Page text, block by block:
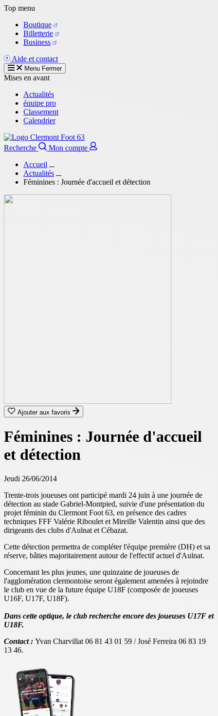
Aller
contenu
principal
Top menu
Boutique
Billetterie
Business
Aide et contact
Menu Fermer
Mises en avant
Actualités
équipe pro
Classement
Calendrier
Recherche
Mon compte
Accueil
Actualités
Féminines : Journée d'accueil et détection
Ajouter aux favoris
Féminines : Journée d'accueil
et détection
Jeudi 26/06/2014
Trente-trois joueuses ont participé mardi 24 juin à une journée de
détection au stade Gabriel-Montpied, suivie d'une présentation du
projet féminin du Clermont Foot 63, en présence des cadres
techniques FFF Valérie Riboulet et Mireille Valentin ainsi que des
dirigeants des clubs d'Aulnat et Cébazat.
Cette détection permettra de compléter l'équipe première (DH) et sa
réserve, bâties majoritairement autour de l'effectif actuel d'Aulnat.
Concernant les plus jeunes, une quinzaine de joueuses de
l'agglomération clermontoise seront également amenées à rejoindre
le club en vue de la future équipe U18F (composée de joueuses
U16F, U17F, U18F).
Dans cette optique, le club recherche encore des joueuses U17F et
U18F.
Contact : Yvan Charvillat 06 81 43 01 59 / José Ferreira 06 83 19
13 46.